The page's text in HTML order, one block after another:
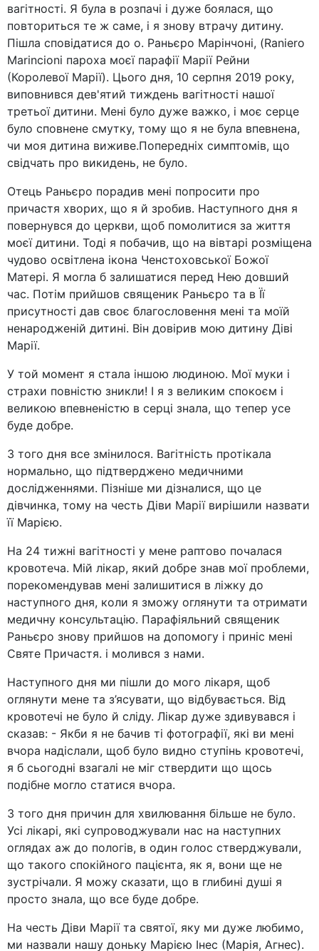
вагітності. Я була в розпачі і дуже боялася, що
повториться те ж саме, і я знову втрачу дитину.
Пішла сповідатися до о. Раньєро Марінчоні, (Raniero
Marincioni пароха моєї парафії Марії Рейни
(Королевої Марії). Цього дня, 10 серпня 2019 року,
виповнився дев'ятий тиждень вагітності нашої
третьої дитини. Мені було дуже важко, і моє серце
було сповнене смутку, тому що я не була впевнена,
чи моя дитина виживе.Попередніх симптомів, що
свідчать про викидень, не було.
Отець Раньєро порадив мені попросити про
причастя хворих, що я й зробив. Наступного дня я
повернувся до церкви, щоб помолитися за життя
моєї дитини. Тоді я побачив, що на вівтарі розміщена
чудово освітлена ікона Ченстоховської Божої
Матері. Я могла б залишатися перед Нею довший
час. Потім прийшов священик Раньєро та в Її
присутності дав своє благословення мені та моїй
ненародженій дитині. Він довірив мою дитину Діві
Марії.
У той момент я стала іншою людиною. Мої муки і
страхи повністю зникли! І я з великим спокоєм і
великою впевненістю в серці знала, що тепер усе
буде добре.
З того дня все змінилося. Вагітність протікала
нормально, що підтверджено медичними
дослідженнями. Пізніше ми дізналися, що це
дівчинка, тому на честь Діви Марії вирішили назвати
її Марією.
На 24 тижні вагітності у мене раптово почалася
кровотеча. Мій лікар, який добре знав мої проблеми,
порекомендував мені залишитися в ліжку до
наступного дня, коли я зможу оглянути та отримати
медичну консультацію. Парафіяльний священик
Раньєро знову прийшов на допомогу і приніс мені
Святе Причастя. і молився з нами.
Наступного дня ми пішли до мого лікаря, щоб
оглянути мене та з’ясувати, що відбувається. Від
кровотечі не було й сліду. Лікар дуже здивувався і
сказав: - Якби я не бачив ті фотографії, які ви мені
вчора надіслали, щоб було видно ступінь кровотечі,
я б сьогодні взагалі не міг ствердити що щось
подібне могло статися вчора.
З того дня причин для хвилювання більше не було.
Усі лікарі, які супроводжували нас на наступних
оглядах аж до пологів, в один голос стверджували,
що такого спокійного пацієнта, як я, вони ще не
зустрічали. Я можу сказати, що в глибині душі я
просто знала, що все буде добре.
На честь Діви Марії та святої, яку ми дуже любимо,
ми назвали нашу доньку Марією Інес (Марія, Агнес).